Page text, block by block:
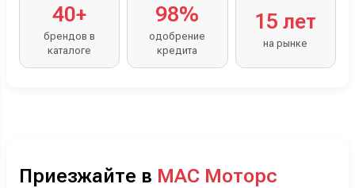
40+
брендов в
каталоге
98%
одобрение
кредита
15 лет
на рынке
Приезжайте в МАС Моторс